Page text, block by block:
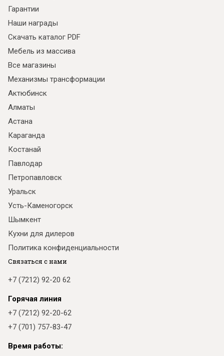
Гарантии
Наши награды
Скачать каталог PDF
Мебель из массива
Все магазины
Механизмы трансформации
Актюбинск
Алматы
Астана
Караганда
Костанай
Павлодар
Петропавловск
Уральск
Усть-Каменогорск
Шымкент
Кухни для дилеров
Политика конфиденциальности
Связаться с нами
+7 (7212) 92-20 62
Горячая линия
+7 (7212) 92-20-62
+7 (701) 757-83-47
Время работы: